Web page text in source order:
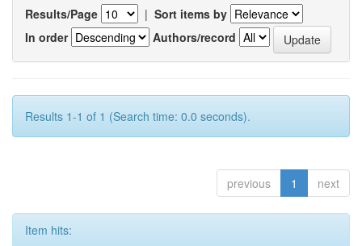
Results/Page | Sort items by
In order
Authors/record
Results 1-1 of 1 (Search time: 0.0 seconds).
previous 1 next
Item hits: